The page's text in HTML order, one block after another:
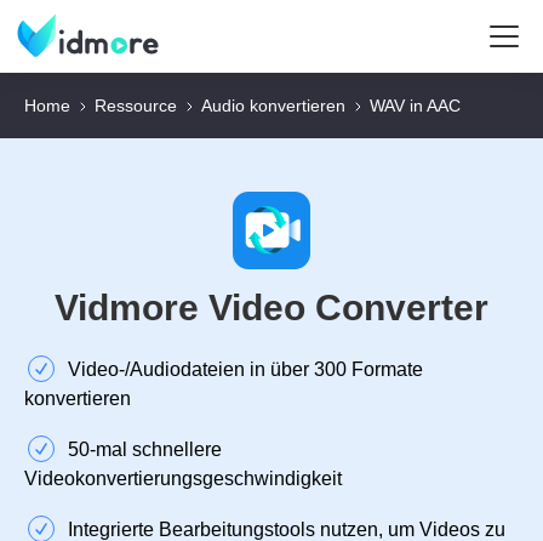
Home Ressource Audio konvertieren WAV in AAC
Vidmore Video Converter
Video‑/Audiodateien in über 300 Formate
konvertieren
50‑mal schnellere
Videokonvertierungsgeschwindigkeit
Integrierte Bearbeitungstools nutzen, um Videos zu